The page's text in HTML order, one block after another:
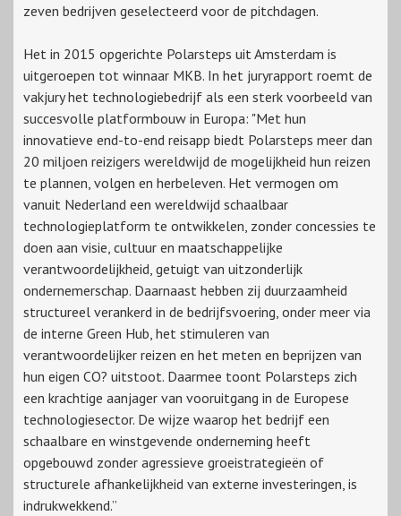
zeven bedrijven geselecteerd voor de pitchdagen.
Het in 2015 opgerichte Polarsteps uit Amsterdam is
uitgeroepen tot winnaar MKB. In het juryrapport roemt de
vakjury het technologiebedrijf als een sterk voorbeeld van
succesvolle platformbouw in Europa: "Met hun
innovatieve end-to-end reisapp biedt Polarsteps meer dan
20 miljoen reizigers wereldwijd de mogelijkheid hun reizen
te plannen, volgen en herbeleven. Het vermogen om
vanuit Nederland een wereldwijd schaalbaar
technologieplatform te ontwikkelen, zonder concessies te
doen aan visie, cultuur en maatschappelijke
verantwoordelijkheid, getuigt van uitzonderlijk
ondernemerschap. Daarnaast hebben zij duurzaamheid
structureel verankerd in de bedrijfsvoering, onder meer via
de interne Green Hub, het stimuleren van
verantwoordelijker reizen en het meten en beprijzen van
hun eigen CO? uitstoot. Daarmee toont Polarsteps zich
een krachtige aanjager van vooruitgang in de Europese
technologiesector. De wijze waarop het bedrijf een
schaalbare en winstgevende onderneming heeft
opgebouwd zonder agressieve groeistrategieën of
structurele afhankelijkheid van externe investeringen, is
indrukwekkend.”